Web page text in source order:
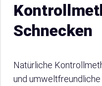
Schnecken
Natürliche
und umweltfreundliche